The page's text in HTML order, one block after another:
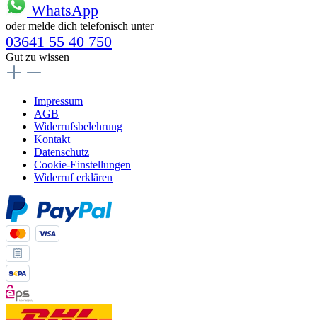
WhatsApp
oder melde dich telefonisch unter
03641 55 40 750
Gut zu wissen
Impressum
AGB
Widerrufsbelehrung
Kontakt
Datenschutz
Cookie-Einstellungen
Widerruf erklären